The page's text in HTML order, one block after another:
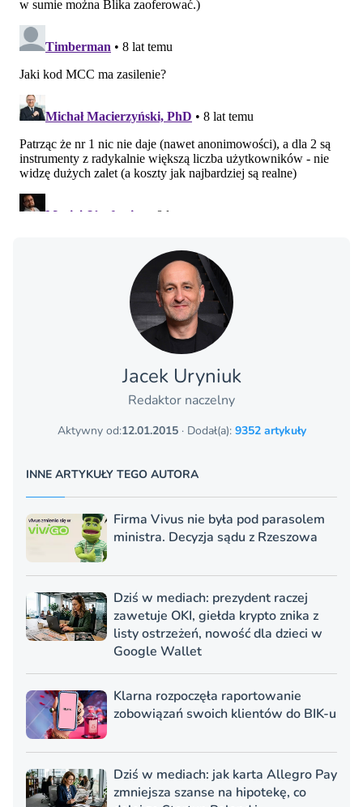
Jacek Uryniuk
Redaktor naczelny
Aktywny od:12.01.2015· Dodał(a): 9352 artykuły
INNE ARTYKUŁY TEGO AUTORA
Firma Vivus nie była pod parasolem
ministra. Decyzja sądu z Rzeszowa
Dziś w mediach: prezydent raczej
zawetuje OKI, giełda krypto znika z
listy ostrzeżeń, nowość dla dzieci w
Google Wallet
Klarna rozpoczęła raportowanie
zobowiązań swoich klientów do BIK-u
Dziś w mediach: jak karta Allegro Pay
zmniejsza szanse na hipotekę, co